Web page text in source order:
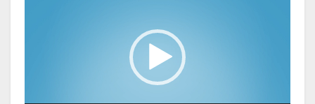
Burkina Faso procèdent à la
reddition des comptes des
exercices 2023, 2024 et 2025